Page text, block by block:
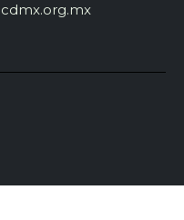
cdmx.org.mx